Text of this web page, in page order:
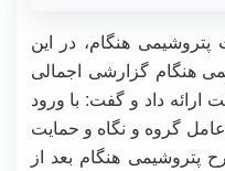
هنگام، در این
هنگام گزارشی اجمالی
ارائه داد و گفت: با ورود
گروه و نگاه و حمایت
پتروشیمی هنگام بعد از